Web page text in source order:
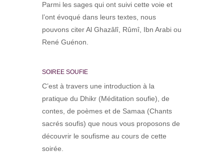
Parmi les sages qui ont suivi cette voie et
l’ont évoqué dans leurs textes, nous
pouvons citer Al Ghazâlî, Rûmî, Ibn Arabi ou
René Guénon.
SOIREE SOUFIE
C’est à travers une introduction à la
pratique du Dhikr (Méditation soufie), de
contes, de poèmes et de Samaa (Chants
sacrés soufis) que nous vous proposons de
découvrir le soufisme au cours de cette
soirée.